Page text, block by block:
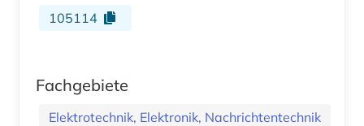
105114
Fachgebiete
Elektrotechnik, Elektronik, Nachrichtentechnik